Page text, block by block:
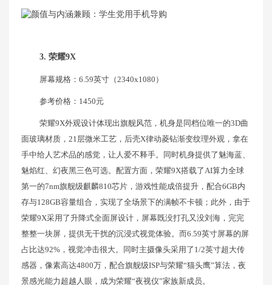
3. 荣耀9X
屏幕规格：6.59英寸（2340x1080）
参考价格：1450元
荣耀9X外观设计体现出旗舰风范，机身是同档位唯一的3D曲
面玻璃材质，21层微米工艺，后壳X律动菱钻渐变纹理外观，拿在
手中给人艺术品的感觉，让人爱不释手。同时机身提供了魅海蓝、
魅焰红、幻夜黑三色可选。配置方面，荣耀9X搭载了AI算力全球
第一的7nm旗舰级麒麟810芯片，游戏性能成倍提升，配合6GB内
存与128GB容量组合，实现了全场景下的满帧不卡顿；此外，由于
荣耀9X采用了升降式全面屏设计，屏幕既没打孔又没刘海，完完
整整一块屏，提供无干扰的沉浸式视觉体验。而6.59英寸屏幕的屏
占比达92%，视觉冲击很大。同时主摄像头采用了1/2英寸超大传
感器，像素高达4800万，配合旗舰级ISP与荣耀“猫头鹰”算法，夜
景感光能力超越人眼，成为荣耀“夜视仪”家族新成员。